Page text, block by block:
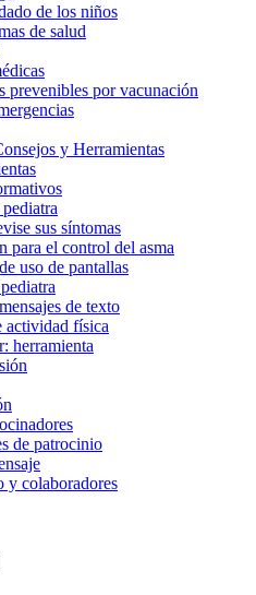
de los niños
de salud
prevenibles por vacunación
y Herramientas
sus síntomas
para el control del asma
uso de pantallas
de texto
activida​d física
herramienta
de patrocinio
y colaboradores